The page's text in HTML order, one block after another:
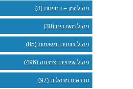
ניהול זמן – דחיינות (8)
ניהול משברים (30)
ניהול צוותים ומשימות (85)
ניהול שינויים וצמיחה (496)
סדנאות מנהלים (97)